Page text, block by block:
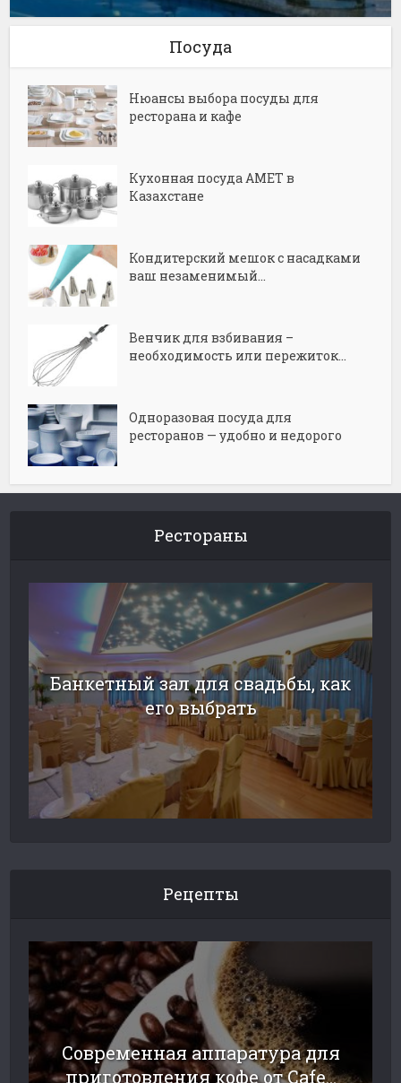
Посуда
Нюансы выбора посуды для
ресторана и кафе
Кухонная посуда АМЕТ в
Казахстане
Кондитерский мешок с насадками
ваш незаменимый...
Венчик для взбивания –
необходимость или пережиток...
Одноразовая посуда для
ресторанов — удобно и недорого
Рестораны
Банкетный зал для свадьбы, как
его выбрать
Рецепты
Современная аппаратура для
приготовления кофе от Сafe...